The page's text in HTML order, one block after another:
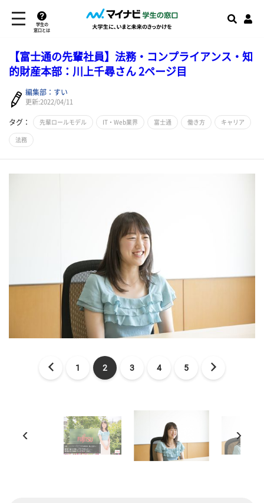
学生の
窓口とは
【富士通の先輩社員】法務・コンプライアンス・知
的財産本部：川上千尋さん 2ページ目
編集部：すい
更新:2022/04/11
タグ： 先輩ロールモデル IT・Web業界 富士通 働き方 キャリア
法務
1 2 3 4 5